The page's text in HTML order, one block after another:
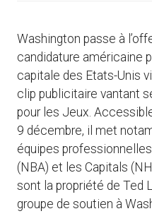
Washington passe à
candidature américaine
capitale des Etats-Unis
clip publicitaire vantant
pour les Jeux.
9 décembre, il met
équipes
(NBA) et les Capitals
sont la propriété de Ted
groupe de soutien à